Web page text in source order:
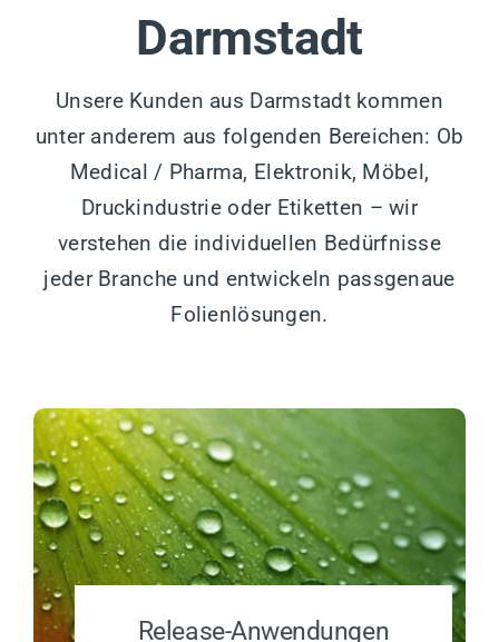
Darmstadt
Unsere Kunden aus Darmstadt kommen
unter anderem aus folgenden Bereichen: Ob
Medical / Pharma, Elektronik, Möbel,
Druckindustrie oder Etiketten – wir
verstehen die individuellen Bedürfnisse
jeder Branche und entwickeln passgenaue
Folienlösungen.
Release-Anwendungen